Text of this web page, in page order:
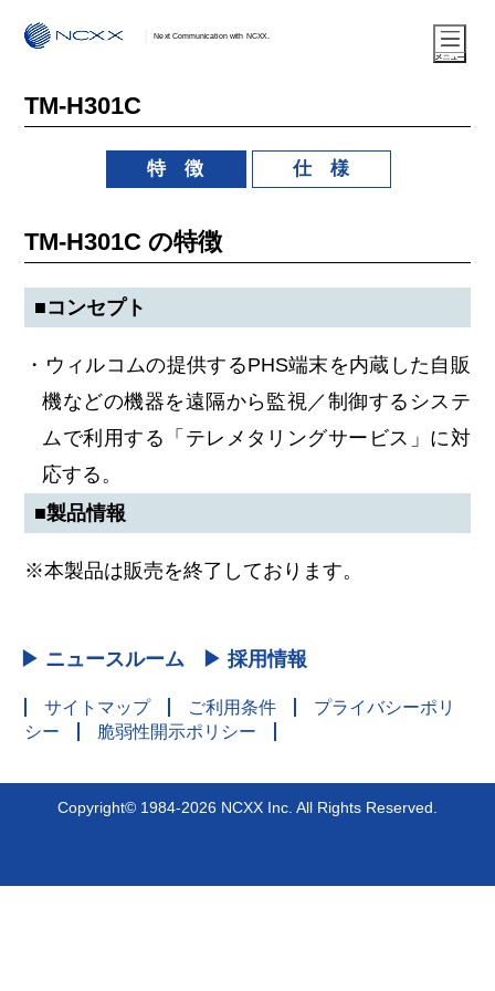
Next Communication with NCXX.
TM-H301C
特 徴 仕 様
TM-H301C の特徴
■コンセプト
・ウィルコムの提供するPHS端末を内蔵した自販
機などの機器を遠隔から監視／制御するシステ
ムで利用する「テレメタリングサービス」に対
応する。
■製品情報
※本製品は販売を終了しております。
▶ ニュースルーム ▶ 採用情報
サイトマップ ご利用条件
プライバシーポリ
シー
脆弱性開示ポリシー
Copyright© 1984-2026 NCXX Inc. All Rights Reserved.